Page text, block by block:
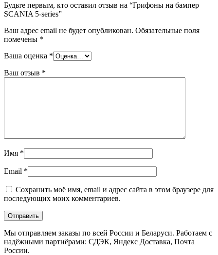
Будьте первым, кто оставил отзыв на “Грифоны на бампер
SCANIA 5-series”
Ваш адрес email не будет опубликован. Обязательные поля
помечены *
Ваша оценка *
Ваш отзыв *
Имя *
Email *
Сохранить моё имя, email и адрес сайта в этом браузере для
последующих моих комментариев.
Мы отправляем заказы по всей России и Беларуси. Работаем с
надёжными партнёрами: СДЭК, Яндекс Доставка, Почта
России.